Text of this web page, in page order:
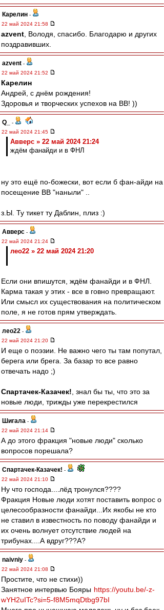
Карелин -
22 май 2024 21:58
azvent , Володя, спасибо. Благодарю и других
поздравивших.
azvent -
22 май 2024 21:52
Карелин
Андрей, с днём рождения!
Здоровья и творческих успехов на ВВ! ))
Q_
-
22 май 2024 21:45
Авверс » 22 май 2024 21:24
ждём фанайди и в ФНЛ
ну это ещё по-божески, вот если б фан-айди на
посещение ВВ "наныли" ..
з.Ы. Ту тикет ту Даблин, плиз :)
Авверс -
22 май 2024 21:24
лео22 » 22 май 2024 21:20
Если они впишутся, ждём фанайди и в ФНЛ.
Карма такая у этих - все в говно превращают.
Или смысл их существования на политическом
поле, я не готов прям утверждать.
лео22 -
22 май 2024 21:20
И еще о поэзии. Не важно чего ты там попутал,
берега или брега. За базар то все равно
отвечать надо ;)
Спартачек-Казачек! , знал бы ты, что это за
новые люди, трижды уже перекрестился
Шигала -
22 май 2024 21:14
А до этого фракция "новые люди" сколько
вопросов порешала?
Спартачек-Казачек! -
22 май 2024 21:10
Ну что господа....лёд тронулся????
Фракция Новые люди хотят поставить вопрос о
целесообразности фанайди...Их якобы не кто
не ставил в известность по поводу фанайди и
их очень волнует отсутствие людей на
трибунах....А вдруг???А?
naivniy -
22 май 2024 21:08
Простите, что не стихи))
Занятное интервью Бояры https://youtu.be/-z-
wYH2uITc?si=5-f8M5mqDtbg97bI